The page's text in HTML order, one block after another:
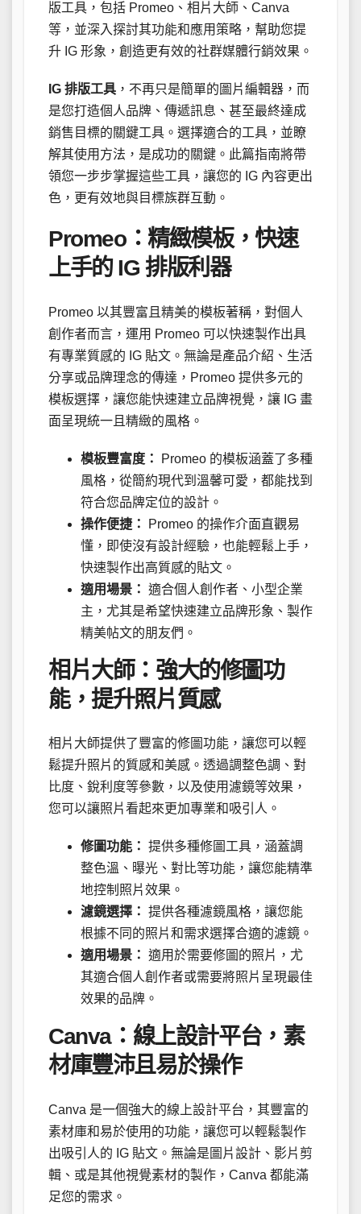
版工具，包括 Promeo、相片大師、Canva
等，並深入探討其功能和應用策略，幫助您提
升 IG 形象，創造更有效的社群媒體行銷效果。
IG 排版工具 ，不再只是簡單的圖片編輯器，而
是您打造個人品牌、傳遞訊息、甚至最終達成
銷售目標的關鍵工具。選擇適合的工具，並瞭
解其使用方法，是成功的關鍵。此篇指南將帶
領您一步步掌握這些工具，讓您的 IG 內容更出
色，更有效地與目標族群互動。
Promeo：精緻模板，快速
上手的 IG 排版利器
Promeo 以其豐富且精美的模板著稱，對個人
創作者而言，運用 Promeo 可以快速製作出具
有專業質感的 IG 貼文。無論是產品介紹、生活
分享或品牌理念的傳達，Promeo 提供多元的
模板選擇，讓您能快速建立品牌視覺，讓 IG 畫
面呈現統一且精緻的風格。
模板豐富度：
Promeo 的模板涵蓋了多種
風格，從簡約現代到溫馨可愛，都能找到
符合您品牌定位的設計。
操作便捷：
Promeo 的操作介面直觀易
懂，即使沒有設計經驗，也能輕鬆上手，
快速製作出高質感的貼文。
適用場景： 適合個人創作者、小型企業
主，尤其是希望快速建立品牌形象、製作
精美帖文的朋友們。
相片大師：強大的修圖功
能，提升照片質感
相片大師提供了豐富的修圖功能，讓您可以輕
鬆提升照片的質感和美感。透過調整色調、對
比度、銳利度等參數，以及使用濾鏡等效果，
您可以讓照片看起來更加專業和吸引人。
修圖功能： 提供多種修圖工具，涵蓋調
整色溫、曝光、對比等功能，讓您能精準
地控制照片效果。
濾鏡選擇： 提供各種濾鏡風格，讓您能
根據不同的照片和需求選擇合適的濾鏡。
適用場景： 適用於需要修圖的照片，尤
其適合個人創作者或需要將照片呈現最佳
效果的品牌。
Canva：線上設計平台，素
材庫豐沛且易於操作
Canva 是一個強大的線上設計平台，其豐富的
素材庫和易於使用的功能，讓您可以輕鬆製作
出吸引人的 IG 貼文。無論是圖片設計、影片剪
輯、或是其他視覺素材的製作，Canva 都能滿
足您的需求。